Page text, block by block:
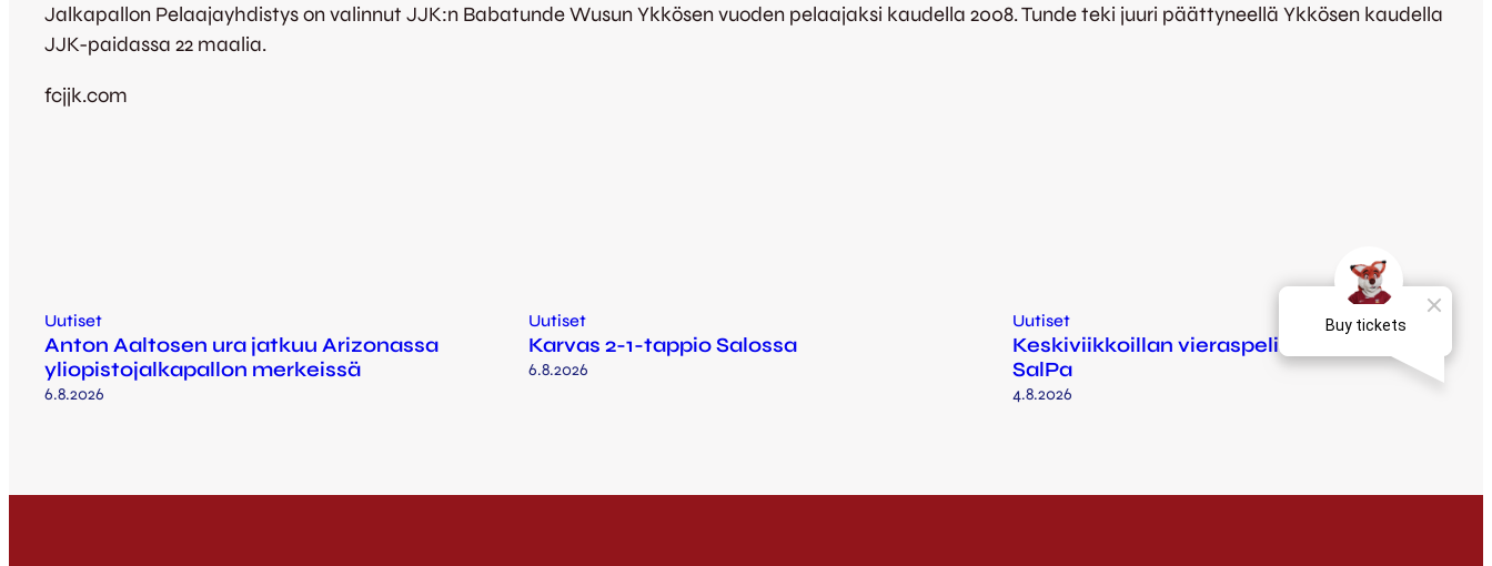
Jalkapallon Pelaajayhdistys on valinnut JJK:n Babatunde Wusun Ykkösen vuoden pelaajaksi kaudella 2008. Tunde teki juuri päättyneellä Ykkösen kaudella
JJK-paidassa 22 maalia.
fcjjk.com
Uutiset
Anton Aaltosen ura jatkuu Arizonassa
yliopistojalkapallon merkeissä
6.8.2026
Uutiset
Karvas 2-1-tappio Salossa
6.8.2026
Uutiset
Keskiviikkoillan vieraspelissä vastassa
SalPa
4.8.2026